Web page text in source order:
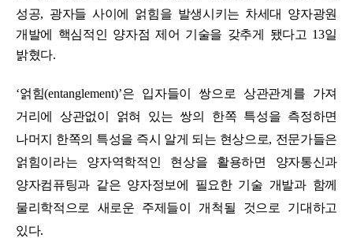
성공, 광자들 사이에 얽힘을 발생시키는 차세대 양자광원
개발에 핵심적인 양자점 제어 기술을 갖추게 됐다고 13일
밝혔다.
‘얽힘(entanglement)’은 입자들이 쌍으로 상관관계를 가져
거리에 상관없이 얽혀 있는 쌍의 한쪽 특성을 측정하면
나머지 한쪽의 특성을 즉시 알게 되는 현상으로, 전문가들은
얽힘이라는 양자역학적인 현상을 활용하면 양자통신과
양자컴퓨팅과 같은 양자정보에 필요한 기술 개발과 함께
물리학적으로 새로운 주제들이 개척될 것으로 기대하고
있다.